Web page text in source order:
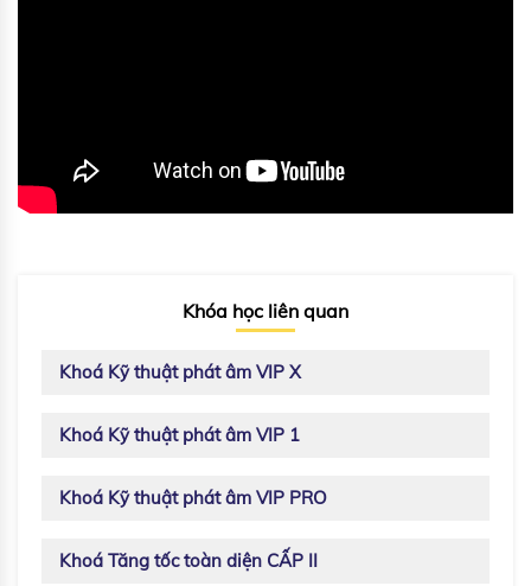
Khóa học liên quan
Khoá Kỹ thuật phát âm VIP X
Khoá Kỹ thuật phát âm VIP 1
Khoá Kỹ thuật phát âm VIP PRO
Khoá Tăng tốc toàn diện CẤP II